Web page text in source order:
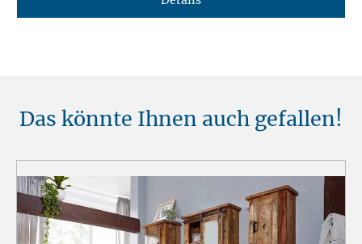
Das könnte Ihnen auch gefallen!